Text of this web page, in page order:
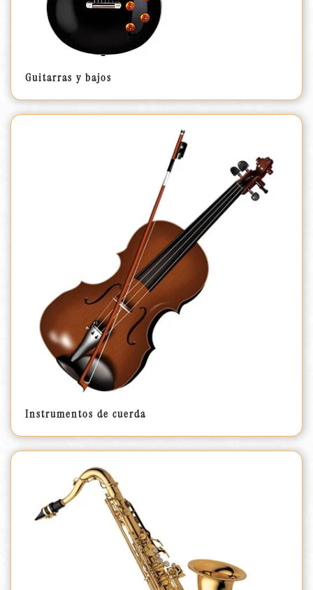
Guitarras y bajos
Instrumentos de cuerda